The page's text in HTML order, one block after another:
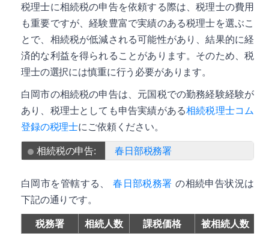
税理士に相続税の申告を依頼する際は、税理士の費用
も重要ですが、経験豊富で実績のある税理士を選ぶこ
とで、相続税が低減される可能性があり、結果的に経
済的な利益を得られることがあります。そのため、税
理士の選択には慎重に行う必要があります。
白岡市の相続税の申告は、元国税での勤務経験経験が
あり、税理士としても申告実績がある相続税理士コム
登録の税理士にご依頼ください。
相続税の申告:
春日部税務署
白岡市を管轄する、春日部税務署 の相続申告状況は
下記の通りです。
税務署 相続人数 課税価格
被相続人数